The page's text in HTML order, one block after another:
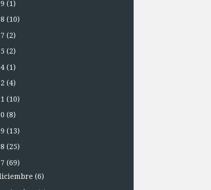
(1)
(10)
(2)
(2)
(1)
(4)
(10)
(8)
(13)
(25)
(69)
(6)